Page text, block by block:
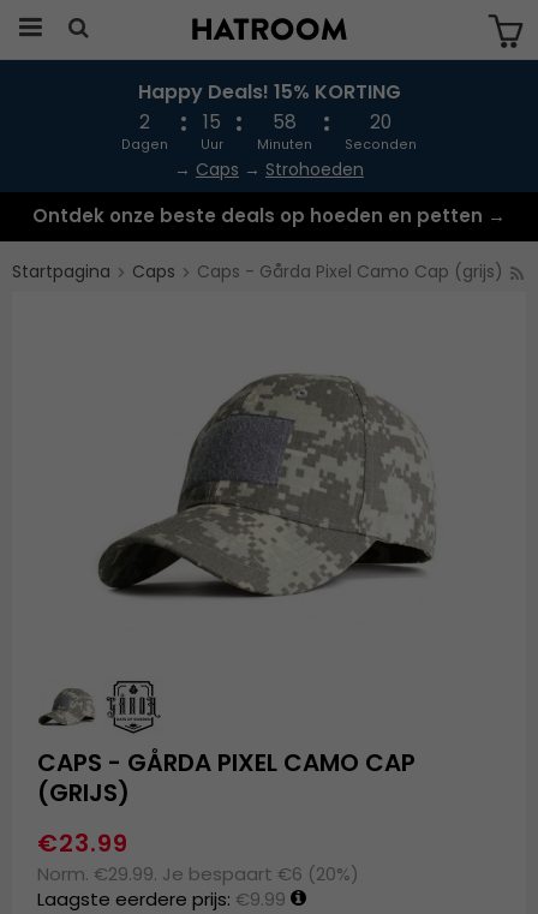
Produkten har blivit tillagd i varukorgen
Happy Deals! 15% KORTING
2
Dagen
15
Uur
58
Minuten
19
Seconden
→ Caps → Strohoeden
Ontdek onze beste deals op hoeden en petten →
Startpagina Caps Caps - Gårda Pixel Camo Cap (grijs)
CAPS - GÅRDA PIXEL CAMO CAP
(GRIJS)
€23.99
Norm. €29.99. Je bespaart €6 (20%)
Laagste eerdere prijs: €9.99